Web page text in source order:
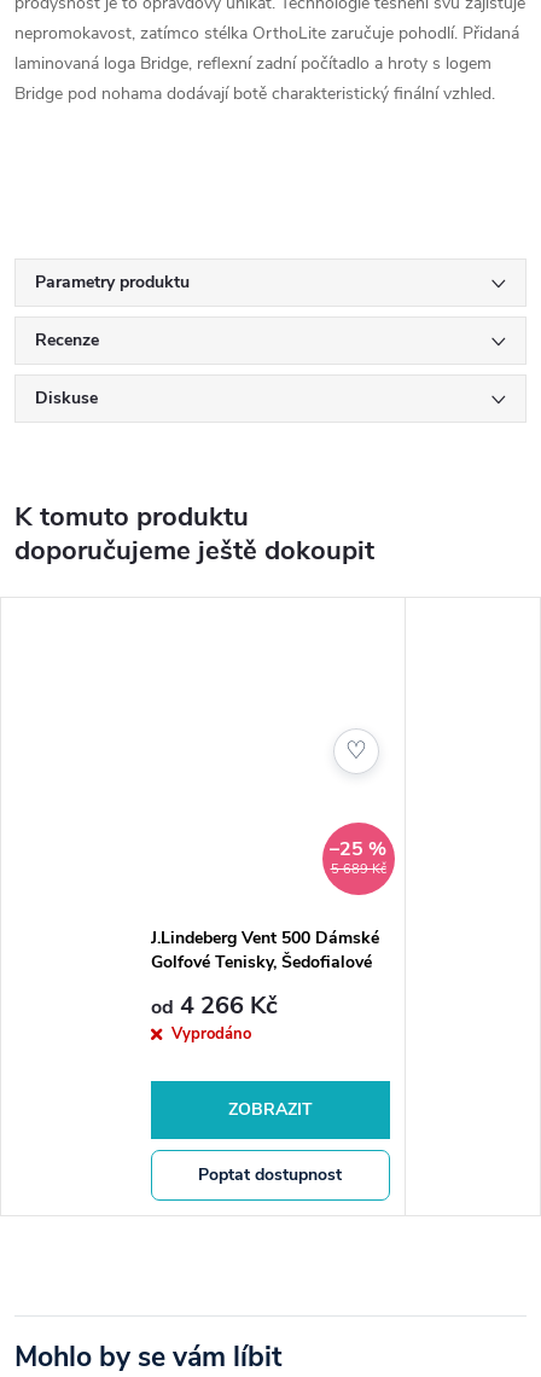
nepromokavost, zatímco stélka OrthoLite zaručuje pohodlí. Přidaná
laminovaná loga Bridge, reflexní zadní počítadlo a hroty s logem
Bridge pod nohama dodávají botě charakteristický finální vzhled.
Parametry produktu
Recenze
Diskuse
K tomuto produktu
doporučujeme ještě dokoupit
5 689 Kč
–25 %
J.Lindeberg Vent 500 Dámské
Golfové Tenisky, Šedofialové
od 4 266 Kč
Vyprodáno
ZOBRAZIT
Poptat dostupnost
♡
Mohlo by se vám líbit